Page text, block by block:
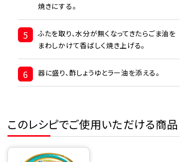
焼きにする。
5
ふたを取り、水分が無くなってきたらごま油を
まわしかけて香ばしく焼き上げる。
6 器に盛り、酢しょうゆとラー油を添える。
このレシピでご使用いただける商品